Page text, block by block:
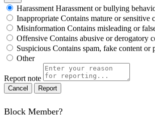
Harassment Harassment or bullying
Inappropriate Contains mature or sensitive
Misinformation Contains misleading or
Offensive Contains abusive or derogatory
Suspicious Contains spam, fake content or
Other
Report note
Report
Block Member?